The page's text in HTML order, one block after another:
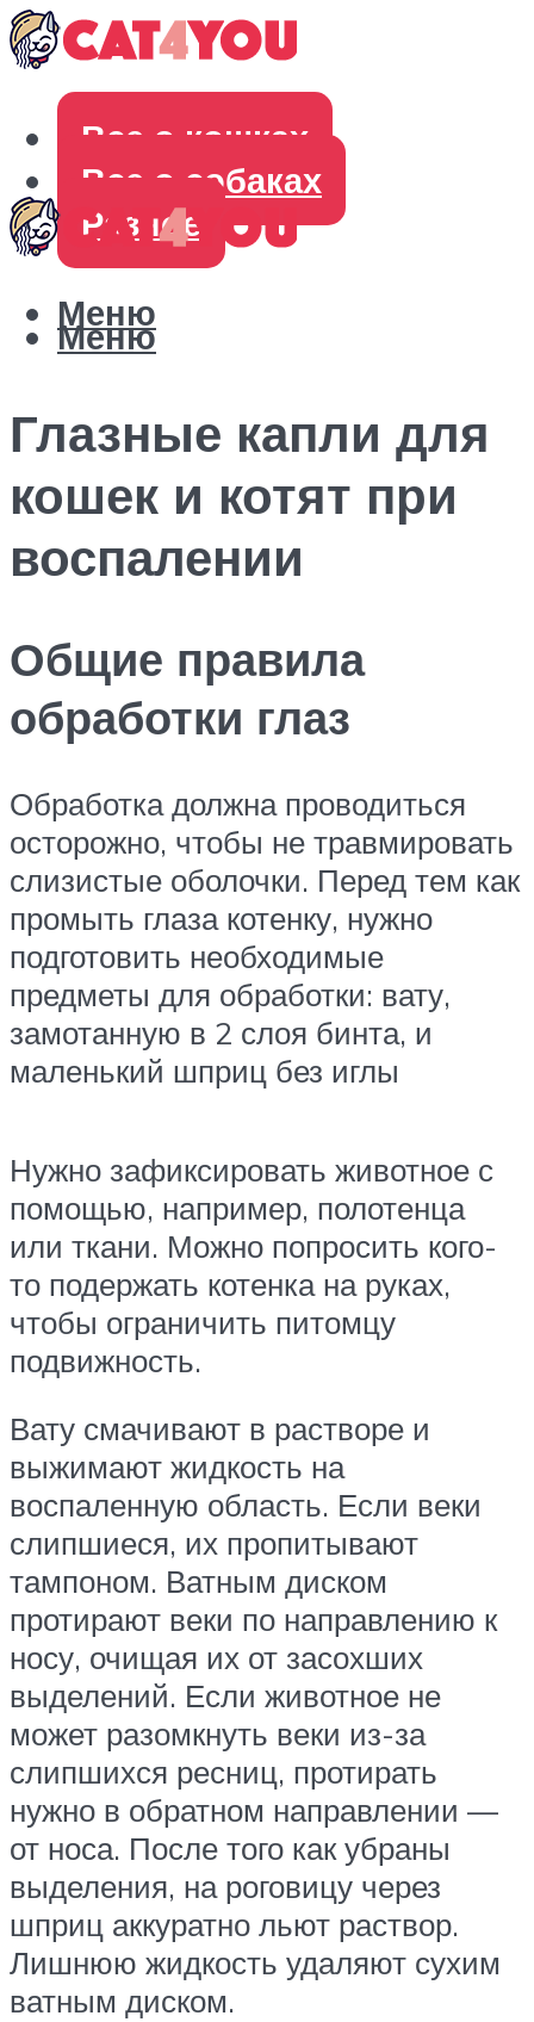
Все о кошках
Все о собаках
Разное
Меню
Меню
Глазные капли для
кошек и котят при
воспалении
Общие правила
обработки глаз
Обработка должна проводиться
осторожно, чтобы не травмировать
слизистые оболочки. Перед тем как
промыть глаза котенку, нужно
подготовить необходимые
предметы для обработки: вату,
замотанную в 2 слоя бинта, и
маленький шприц без иглы
Нужно зафиксировать животное с
помощью, например, полотенца
или ткани. Можно попросить кого-
то подержать котенка на руках,
чтобы ограничить питомцу
подвижность.
Вату смачивают в растворе и
выжимают жидкость на
воспаленную область. Если веки
слипшиеся, их пропитывают
тампоном. Ватным диском
протирают веки по направлению к
носу, очищая их от засохших
выделений. Если животное не
может разомкнуть веки из-за
слипшихся ресниц, протирать
нужно в обратном направлении —
от носа. После того как убраны
выделения, на роговицу через
шприц аккуратно льют раствор.
Лишнюю жидкость удаляют сухим
ватным диском.